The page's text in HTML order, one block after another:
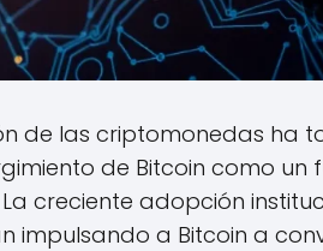
de las criptomonedas ha
de Bitcoin como
La creciente adopción
impulsando a Bitcoin a